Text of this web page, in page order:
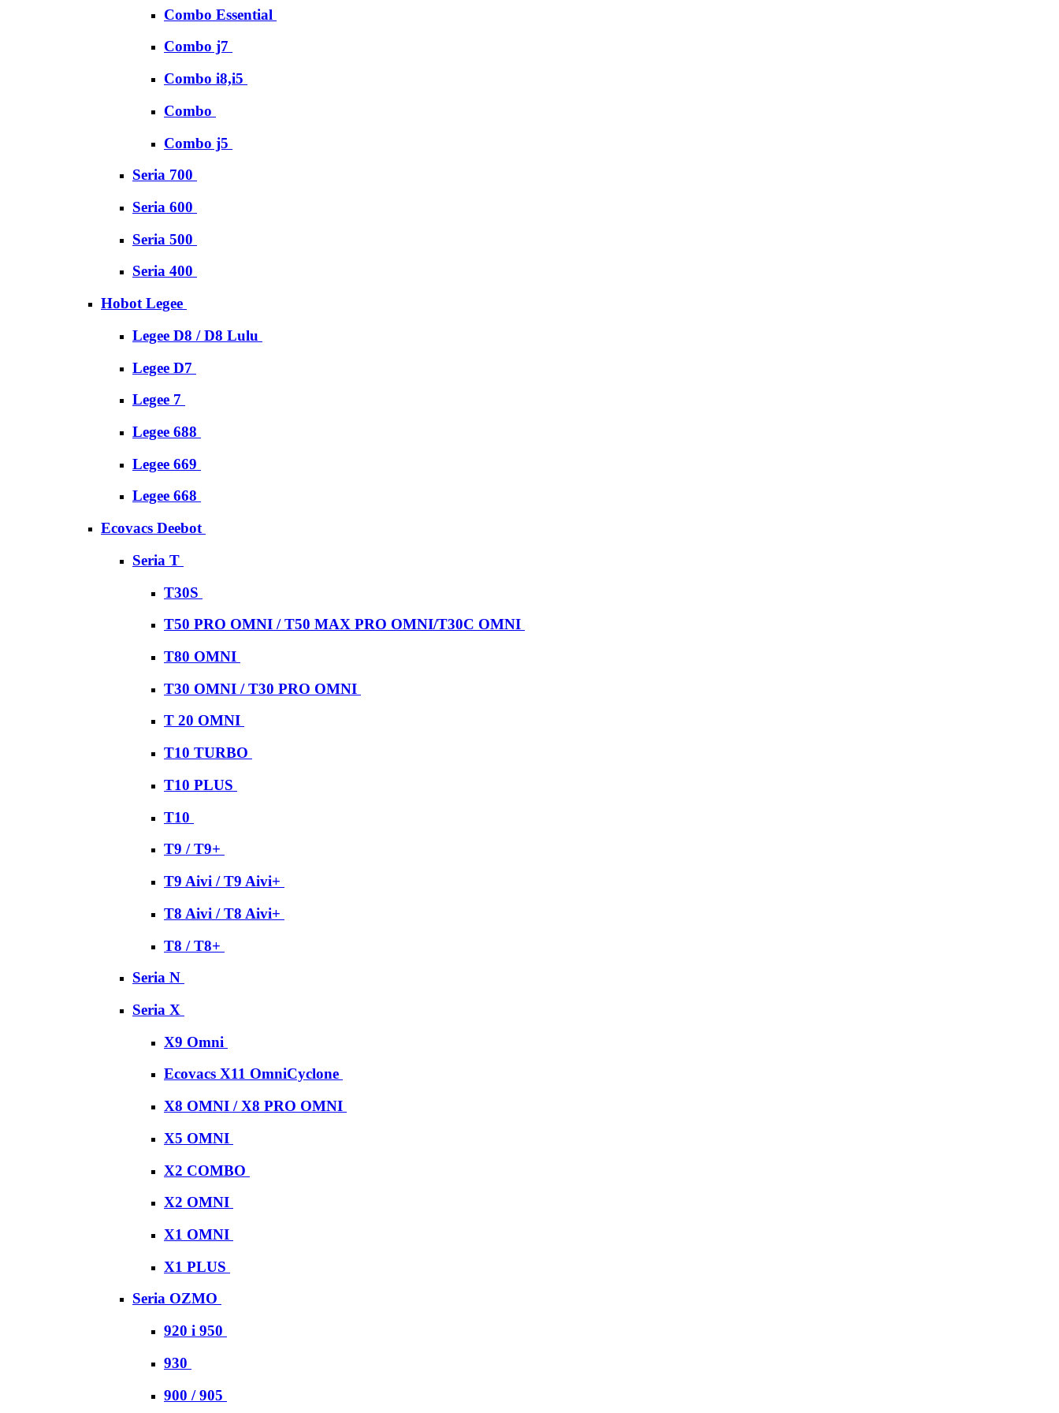
Combo Essential
Combo j7
Combo i8,i5
Combo
Combo j5
Seria 700
Seria 600
Seria 500
Seria 400
Hobot Legee
Legee D8 / D8 Lulu
Legee D7
Legee 7
Legee 688
Legee 669
Legee 668
Ecovacs Deebot
Seria T
T30S
T50 PRO OMNI / T50 MAX PRO OMNI/T30C OMNI
T80 OMNI
T30 OMNI / T30 PRO OMNI
T 20 OMNI
T10 TURBO
T10 PLUS
T10
T9 / T9+
T9 Aivi / T9 Aivi+
T8 Aivi / T8 Aivi+
T8 / T8+
Seria N
Seria X
X9 Omni
Ecovacs X11 OmniCyclone
X8 OMNI / X8 PRO OMNI
X5 OMNI
X2 COMBO
X2 OMNI
X1 OMNI
X1 PLUS
Seria OZMO
920 i 950
930
900 / 905